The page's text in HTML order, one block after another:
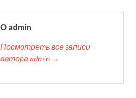
О admin
Посмотреть все записи
автора admin →